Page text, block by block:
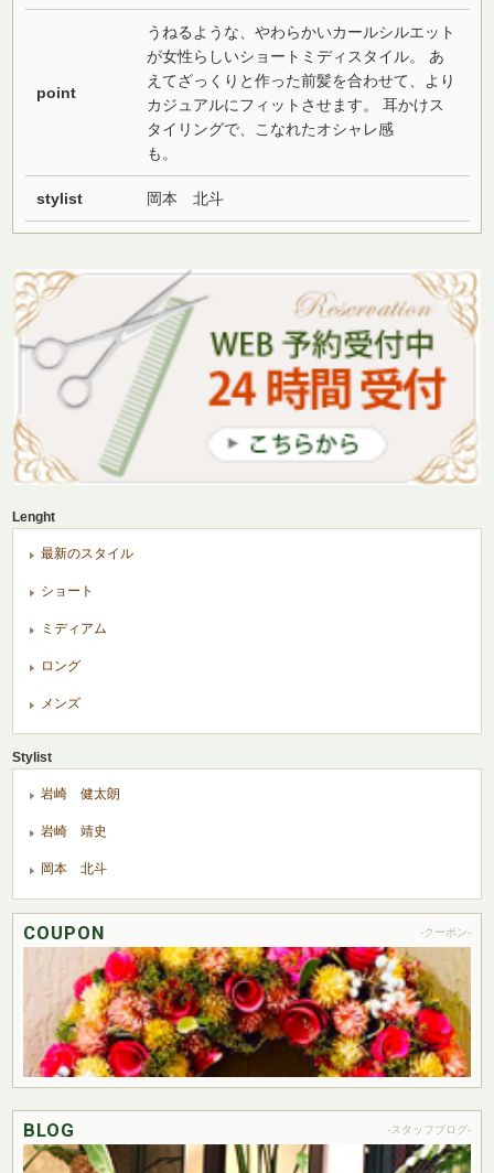
point
うねるような、やわらかいカールシルエット
が女性らしいショートミディスタイル。 あ
えてざっくりと作った前髪を合わせて、より
カジュアルにフィットさせます。 耳かけス
タイリングで、こなれたオシャレ感
も。
stylist 岡本 北斗
Lenght
最新のスタイル
ショート
ミディアム
ロング
メンズ
Stylist
岩崎 健太朗
岩崎 靖史
岡本 北斗
COUPON -クーポン-
BLOG -スタッフブログ-